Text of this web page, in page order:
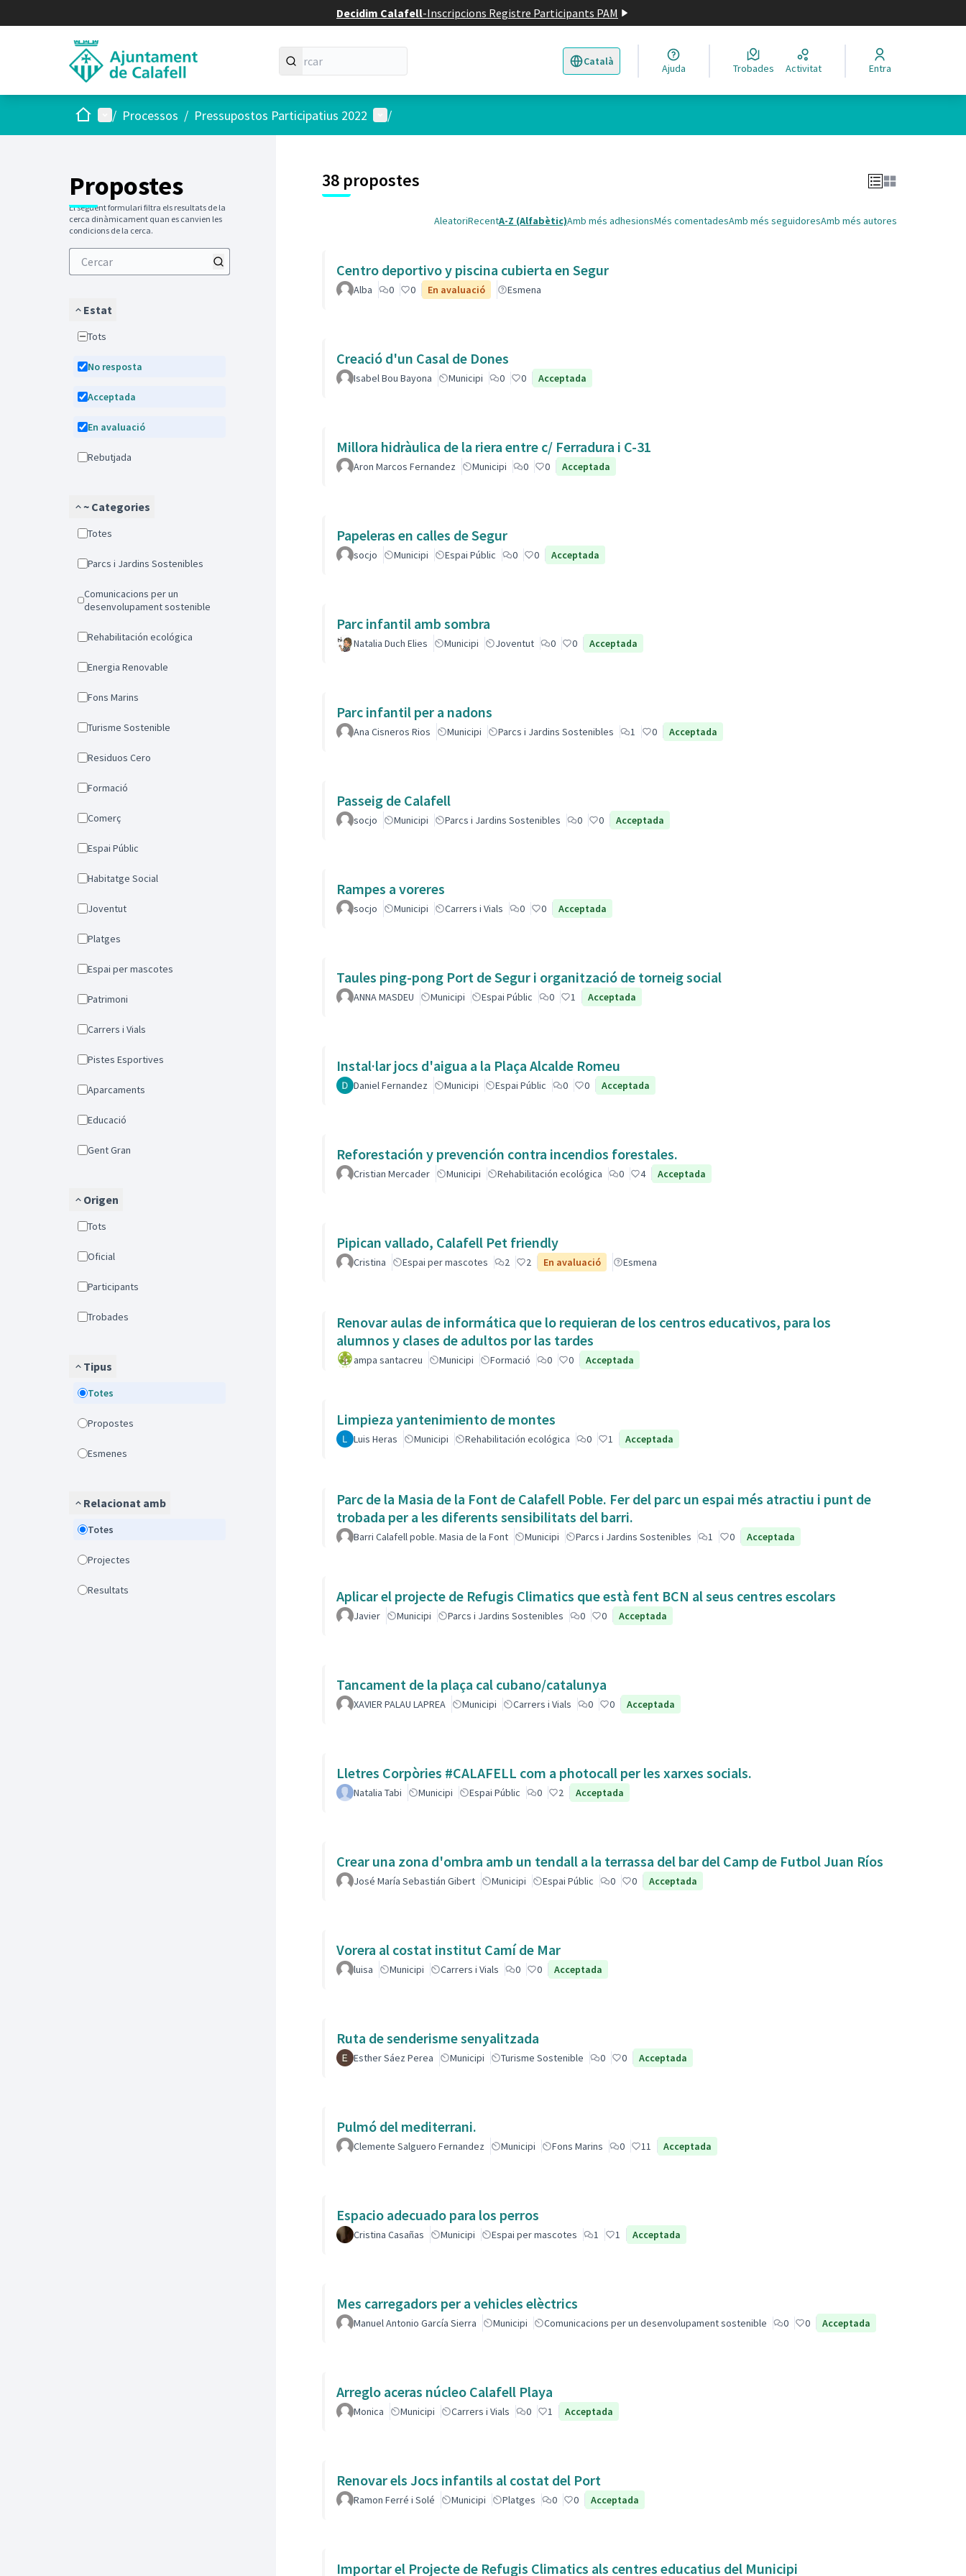
Decidim Calafell-Inscripcions Registre Participants PAM
Català
Triar la llengua Elegir el idioma
Ajuda Trobades Activitat Entra
Inici Menú principal
/ Processos / Pressupostos Participatius 2022 Menú d'usuari
/
Propostes
El següent formulari filtra els resultats de la
cerca dinàmicament quan es canvien les
condicions de la cerca.
Estat
Tots
No resposta
Acceptada
En avaluació
Rebutjada
~ Categories
Totes
Parcs i Jardins Sostenibles
Comunicacions per un
desenvolupament sostenible
Rehabilitación ecológica
Energia Renovable
Fons Marins
Turisme Sostenible
Residuos Cero
Formació
Comerç
Espai Públic
Habitatge Social
Joventut
Platges
Espai per mascotes
Patrimoni
Carrers i Vials
Pistes Esportives
Aparcaments
Educació
Gent Gran
Origen
Tots
Oficial
Participants
Trobades
Tipus
Totes
Propostes
Esmenes
Relacionat amb
Totes
Projectes
Resultats
38 propostes
AleatoriRecentA-Z (Alfabètic)Amb més adhesionsMés comentadesAmb més seguidoresAmb més autores
Centro deportivo y piscina cubierta en Segur
Alba 0 0 En avaluació Esmena
Creació d'un Casal de Dones
Isabel Bou Bayona Municipi 0 0 Acceptada
Millora hidràulica de la riera entre c/ Ferradura i C-31
Aron Marcos Fernandez Municipi 0 0 Acceptada
Papeleras en calles de Segur
socjo Municipi Espai Públic 0 0 Acceptada
Parc infantil amb sombra
Natalia Duch Elies Municipi Joventut 0 0 Acceptada
Parc infantil per a nadons
Ana Cisneros Rios Municipi Parcs i Jardins Sostenibles 1 0 Acceptada
Passeig de Calafell
socjo Municipi Parcs i Jardins Sostenibles 0 0 Acceptada
Rampes a voreres
socjo Municipi Carrers i Vials 0 0 Acceptada
Taules ping-pong Port de Segur i organització de torneig social
ANNA MASDEU Municipi Espai Públic 0 1 Acceptada
Instal·lar jocs d'aigua a la Plaça Alcalde Romeu
Daniel Fernandez Municipi Espai Públic 0 0 Acceptada
Reforestación y prevención contra incendios forestales.
Cristian Mercader Municipi Rehabilitación ecológica 0 4 Acceptada
Pipican vallado, Calafell Pet friendly
Cristina Espai per mascotes 2 2 En avaluació Esmena
Renovar aulas de informática que lo requieran de los centros educativos, para los
alumnos y clases de adultos por las tardes
ampa santacreu Municipi Formació 0 0 Acceptada
Limpieza yantenimiento de montes
Luis Heras Municipi Rehabilitación ecológica 0 1 Acceptada
Parc de la Masia de la Font de Calafell Poble. Fer del parc un espai més atractiu i punt de
trobada per a les diferents sensibilitats del barri.
Barri Calafell poble. Masia de la Font Municipi Parcs i Jardins Sostenibles 1 0 Acceptada
Aplicar el projecte de Refugis Climatics que està fent BCN al seus centres escolars
Javier Municipi Parcs i Jardins Sostenibles 0 0 Acceptada
Tancament de la plaça cal cubano/catalunya
XAVIER PALAU LAPREA Municipi Carrers i Vials 0 0 Acceptada
Lletres Corpòries #CALAFELL com a photocall per les xarxes socials.
Natalia Tabi Municipi Espai Públic 0 2 Acceptada
Crear una zona d'ombra amb un tendall a la terrassa del bar del Camp de Futbol Juan Ríos
José María Sebastián Gibert Municipi Espai Públic 0 0 Acceptada
Vorera al costat institut Camí de Mar
luisa Municipi Carrers i Vials 0 0 Acceptada
Ruta de senderisme senyalitzada
Esther Sáez Perea Municipi Turisme Sostenible 0 0 Acceptada
Pulmó del mediterrani.
Clemente Salguero Fernandez Municipi Fons Marins 0 11 Acceptada
Espacio adecuado para los perros
Cristina Casañas Municipi Espai per mascotes 1 1 Acceptada
Mes carregadors per a vehicles elèctrics
Manuel Antonio García Sierra Municipi Comunicacions per un desenvolupament sostenible 0 0 Acceptada
Arreglo aceras núcleo Calafell Playa
Monica Municipi Carrers i Vials 0 1 Acceptada
Renovar els Jocs infantils al costat del Port
Ramon Ferré i Solé Municipi Platges 0 0 Acceptada
Importar el Projecte de Refugis Climatics als centres educatius del Municipi